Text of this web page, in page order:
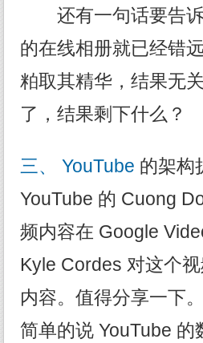
还有一句话要告诉
的在线相册就已经错
粕取其精华，结果无
了，结果剩下什么？
三、 YouTube 的架构
YouTube 的 Cuong
频内容在 Google
Kyle Cordes 对这个
内容。值得分享一下
简单的说 YouTube